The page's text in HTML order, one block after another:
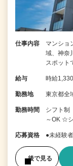
仕事内容
マンショ
域、神奈
スポット
給与 時給
勤務地 東京都全
勤務時間
シフト制
～OK ☆
応募資格 ●未経験
後で見る